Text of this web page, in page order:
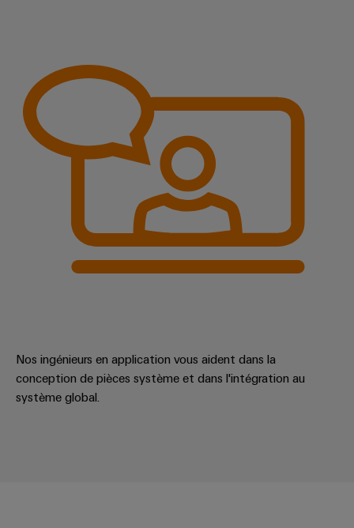
Nos ingénieurs en application vous aident dans la
conception de pièces système et dans l'intégration au
système global.